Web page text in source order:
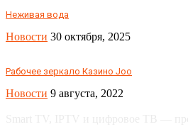
Неживая вода
Новости 30 октября, 2025
Рабочее зеркало Казино Joo
Новости 9 августа, 2022